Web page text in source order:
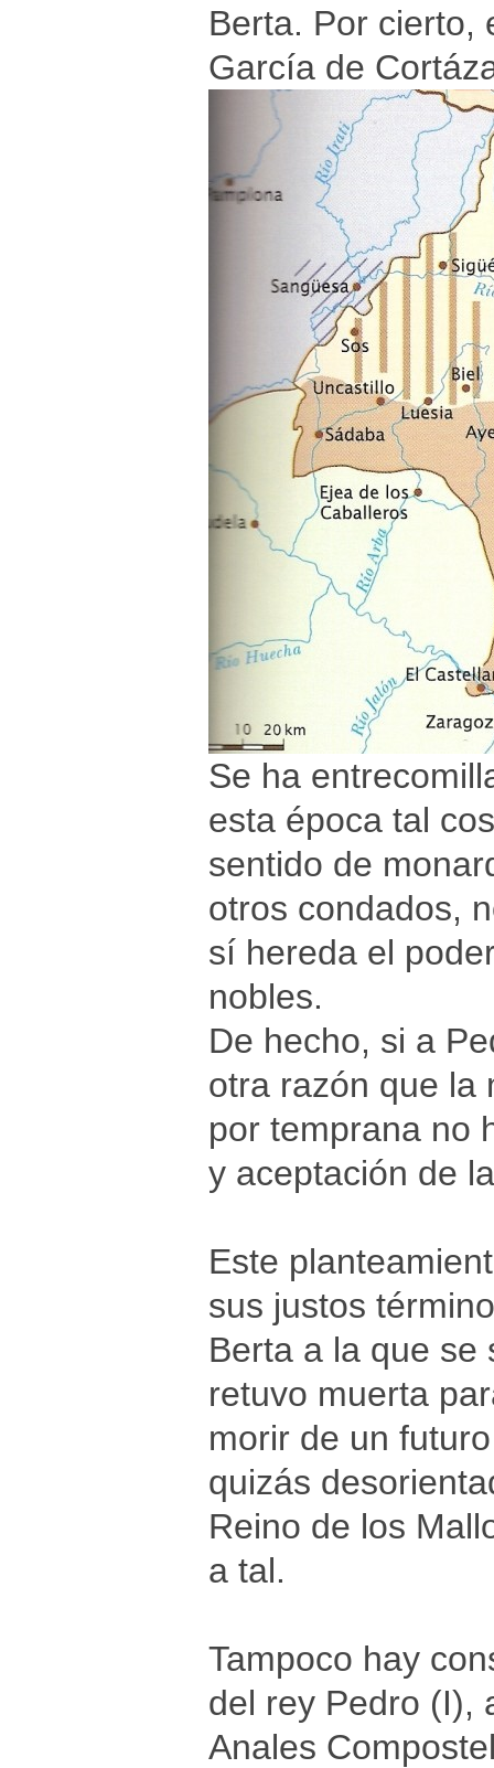
Berta. Por cierto,
García de
Se ha
esta época tal
sentido de
otros condados,
sí hereda el
nobles.
De hecho, si a
otra razón que la
por temprana no
y aceptación de
Este
sus justos
Berta a la que se
retuvo muerta
morir de un
quizás
Reino de los
a tal.
Tampoco hay
del rey Pedro (I),
Anales